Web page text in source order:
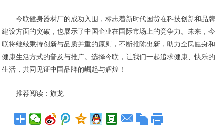
今联健身器材厂的成功入围，标志着新时代国货在科技创新和品牌
建设方面的突破，也展示了中国企业在国际市场上的竞争力。未来，今
联将继续秉持创新与品质并重的原则，不断推陈出新，助力全民健身和
健康生活方式的普及与推广。选择今联，让我们一起追求健康、快乐的
生活，共同见证中国品牌的崛起与辉煌！
推荐阅读：旗龙